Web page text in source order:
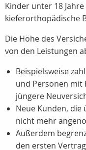
Kinder unter 18
kieferorthopädische
Die Höhe des
von den Leistungen
Beispielsweise
und Personen
jüngere
Neue Kunden, die
nicht mehr
Außerdem
den ersten